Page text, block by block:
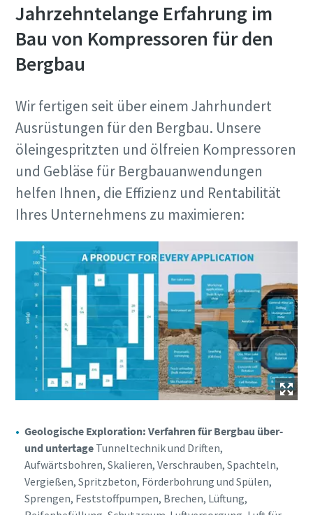
Jahrzehntelange Erfahrung im
Bau von Kompressoren für den
Bergbau
Wir fertigen seit über einem Jahrhundert
Ausrüstungen für den Bergbau. Unsere
öleingespritzten und ölfreien Kompressoren
und Gebläse für Bergbauanwendungen
helfen Ihnen, die Effizienz und Rentabilität
Ihres Unternehmens zu maximieren:
Geologische Exploration: Verfahren für Bergbau über-
und untertage Tunneltechnik und Driften,
Aufwärtsbohren, Skalieren, Verschrauben, Spachteln,
Vergießen, Spritzbeton, Förderbohrung und Spülen,
Sprengen, Feststoffpumpen, Brechen, Lüftung,